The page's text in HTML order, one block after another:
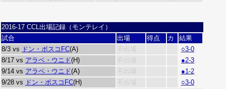
2016-17 CCL出場記録（モンテレイ）
試合
出場 得点 カ
結果
8/3 vs ドン・ボスコFC(A) 不出場
○3-0
8/17 vs アラベ・ウニド(H) 不出場
●2-3
9/14 vs アラベ・ウニド(A) 不出場
●1-2
9/28 vs ドン・ボスコFC(H) 不出場 ○3-0